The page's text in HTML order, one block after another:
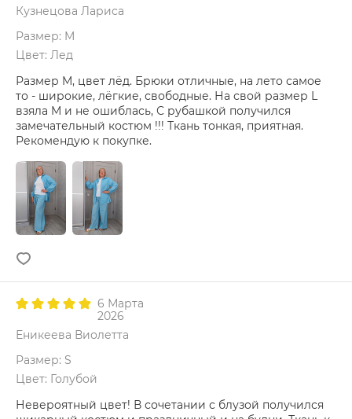
Кузнецова Лариса
Размер: M
Цвет: Лед
Размер M, цвет лёд. Брюки отличные, на лето самое
то - широкие, лёгкие, свободные. На свой размер L
взяла M и не ошиблась, С рубашкой получился
замечательный костюм !!! Ткань тонкая, приятная.
Рекомендую к покупке.
6 Марта
2026
Еникеева Виолетта
Размер: S
Цвет: Голубой
Невероятный цвет! В сочетании с блузой получился